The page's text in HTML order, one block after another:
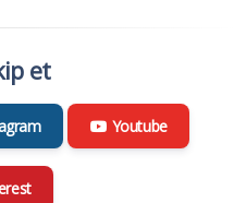
et
Youtube